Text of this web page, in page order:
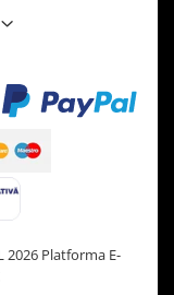
2026 Platforma E-